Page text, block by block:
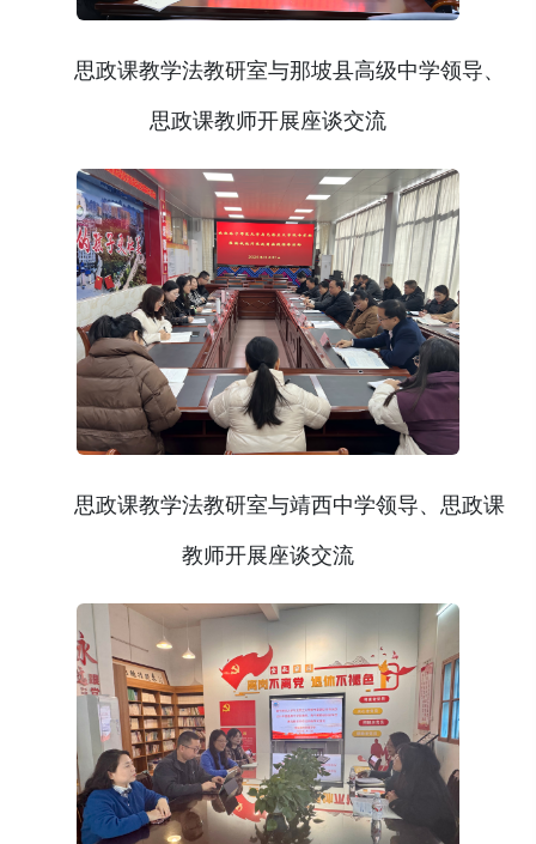
思政课教学法教研室与那坡县高级中学领导、
思政课教师开展座谈交流
思政课教学法教研室与靖西中学领导、思政课
教师开展座谈交流